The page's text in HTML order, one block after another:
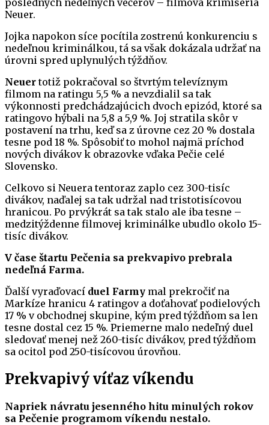
posledných nedeľných večerov – filmová krimiséria
Neuer.
Jojka napokon síce pocítila zostrenú konkurenciu s
nedeľnou kriminálkou, tá sa však dokázala udržať na
úrovni spred uplynulých týždňov.
Neuertotiž pokračoval so štvrtým televíznym
filmom na ratingu 5,5 % a nevzdialil sa tak
výkonnosti predchádzajúcich dvoch epizód, ktoré sa
ratingovo hýbali na 5,8 a 5,9 %. Joj stratila skôr v
postavení na trhu, keď sa z úrovne cez 20 % dostala
tesne pod 18 %. Spôsobiť to mohol najmä príchod
nových divákov k obrazovke vďaka Pečie celé
Slovensko.
Celkovo si Neuera tentoraz zaplo cez 300-tisíc
divákov, naďalej sa tak udržal nad tristotisícovou
hranicou. Po prvýkrát sa tak stalo ale iba tesne –
medzitýždenne filmovej kriminálke ubudlo okolo 15-
tisíc divákov.
V čase štartu Pečenia sa prekvapivo prebrala
nedeľná Farma.
Ďalší vyraďovací duel Farmy mal prekročiť na
Markíze hranicu 4 ratingov a doťahovať podielových
17 % v obchodnej skupine, kým pred týždňom sa len
tesne dostal cez 15 %. Priemerne malo nedeľný duel
sledovať menej než 260-tisíc divákov, pred týždňom
sa ocitol pod 250-tisícovou úrovňou.
Prekvapivý víťaz víkendu
Napriek návratu jesenného hitu minulých rokov
sa Pečenie programom víkendu nestalo.